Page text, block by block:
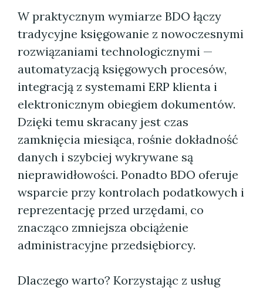
W praktycznym wymiarze BDO łączy
tradycyjne księgowanie z nowoczesnymi
rozwiązaniami technologicznymi —
automatyzacją księgowych procesów,
integracją z systemami ERP klienta i
elektronicznym obiegiem dokumentów.
Dzięki temu skracany jest czas
zamknięcia miesiąca, rośnie dokładność
danych i szybciej wykrywane są
nieprawidłowości. Ponadto BDO oferuje
wsparcie przy kontrolach podatkowych i
reprezentację przed urzędami, co
znacząco zmniejsza obciążenie
administracyjne przedsiębiorcy.
Dlaczego warto? Korzystając z usług